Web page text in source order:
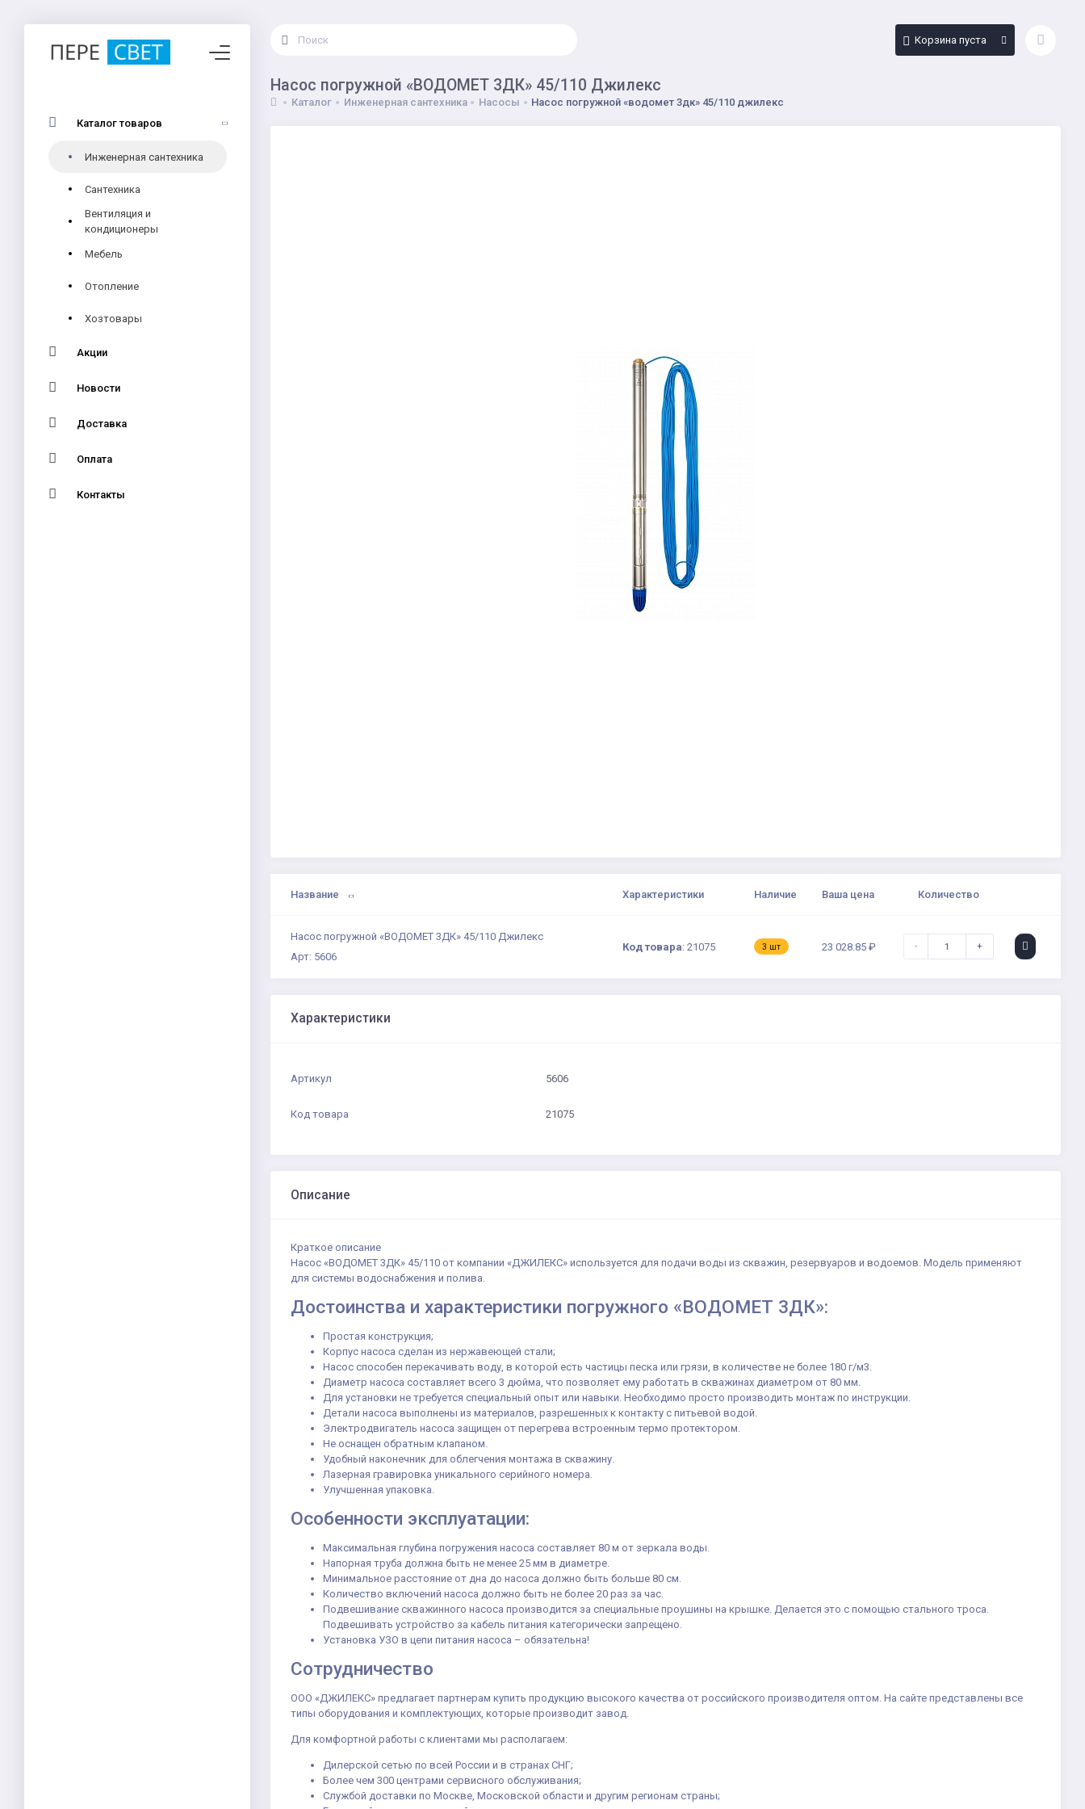
Каталог товаров
Инженерная сантехника
Сантехника
Вентиляция и
кондиционеры
Мебель
Отопление
Хозтовары
Акции
Новости
Доставка
Оплата
Контакты
Корзина пуста
Насос погружной «ВОДОМЕТ 3ДК» 45/110 Джилекс
Каталог Инженерная сантехника Насосы Насос погружной «водомет 3дк» 45/110 джилекс
Название Характеристики Наличие Ваша цена Количество
Насос погружной «ВОДОМЕТ 3ДК» 45/110 Джилекс
Арт: 5606
Код товара: 21075 3 шт 23 028.85 ₽ - +
Характеристики
Артикул 5606
Код товара 21075
Описание
Краткое описание
Насос «ВОДОМЕТ 3ДК» 45/110 от компании «ДЖИЛЕКС» используется для подачи воды из скважин, резервуаров и водоемов. Модель применяют
для системы водоснабжения и полива.
Достоинства и характеристики погружного «ВОДОМЕТ 3ДК»:
Простая конструкция;
Корпус насоса сделан из нержавеющей стали;
Насос способен перекачивать воду, в которой есть частицы песка или грязи, в количестве не более 180 г/м3.
Диаметр насоса составляет всего 3 дюйма, что позволяет ему работать в скважинах диаметром от 80 мм.
Для установки не требуется специальный опыт или навыки. Необходимо просто производить монтаж по инструкции.
Детали насоса выполнены из материалов, разрешенных к контакту с питьевой водой.
Электродвигатель насоса защищен от перегрева встроенным термо протектором.
Не оснащен обратным клапаном.
Удобный наконечник для облегчения монтажа в скважину.
Лазерная гравировка уникального серийного номера.
Улучшенная упаковка.
Особенности эксплуатации:
Максимальная глубина погружения насоса составляет 80 м от зеркала воды.
Напорная труба должна быть не менее 25 мм в диаметре.
Минимальное расстояние от дна до насоса должно быть больше 80 см.
Количество включений насоса должно быть не более 20 раз за час.
Подвешивание скважинного насоса производится за специальные проушины на крышке. Делается это с помощью стального троса.
Подвешивать устройство за кабель питания категорически запрещено.
Установка УЗО в цепи питания насоса – обязательна!
Сотрудничество
ООО «ДЖИЛЕКС» предлагает партнерам купить продукцию высокого качества от российского производителя оптом. На сайте представлены все
типы оборудования и комплектующих, которые производит завод.
Для комфортной работы с клиентами мы располагаем:
Дилерской сетью по всей России и в странах СНГ;
Более чем 300 центрами сервисного обслуживания;
Службой доставки по Москве, Московской области и другим регионам страны;